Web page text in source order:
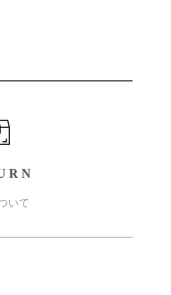
いて